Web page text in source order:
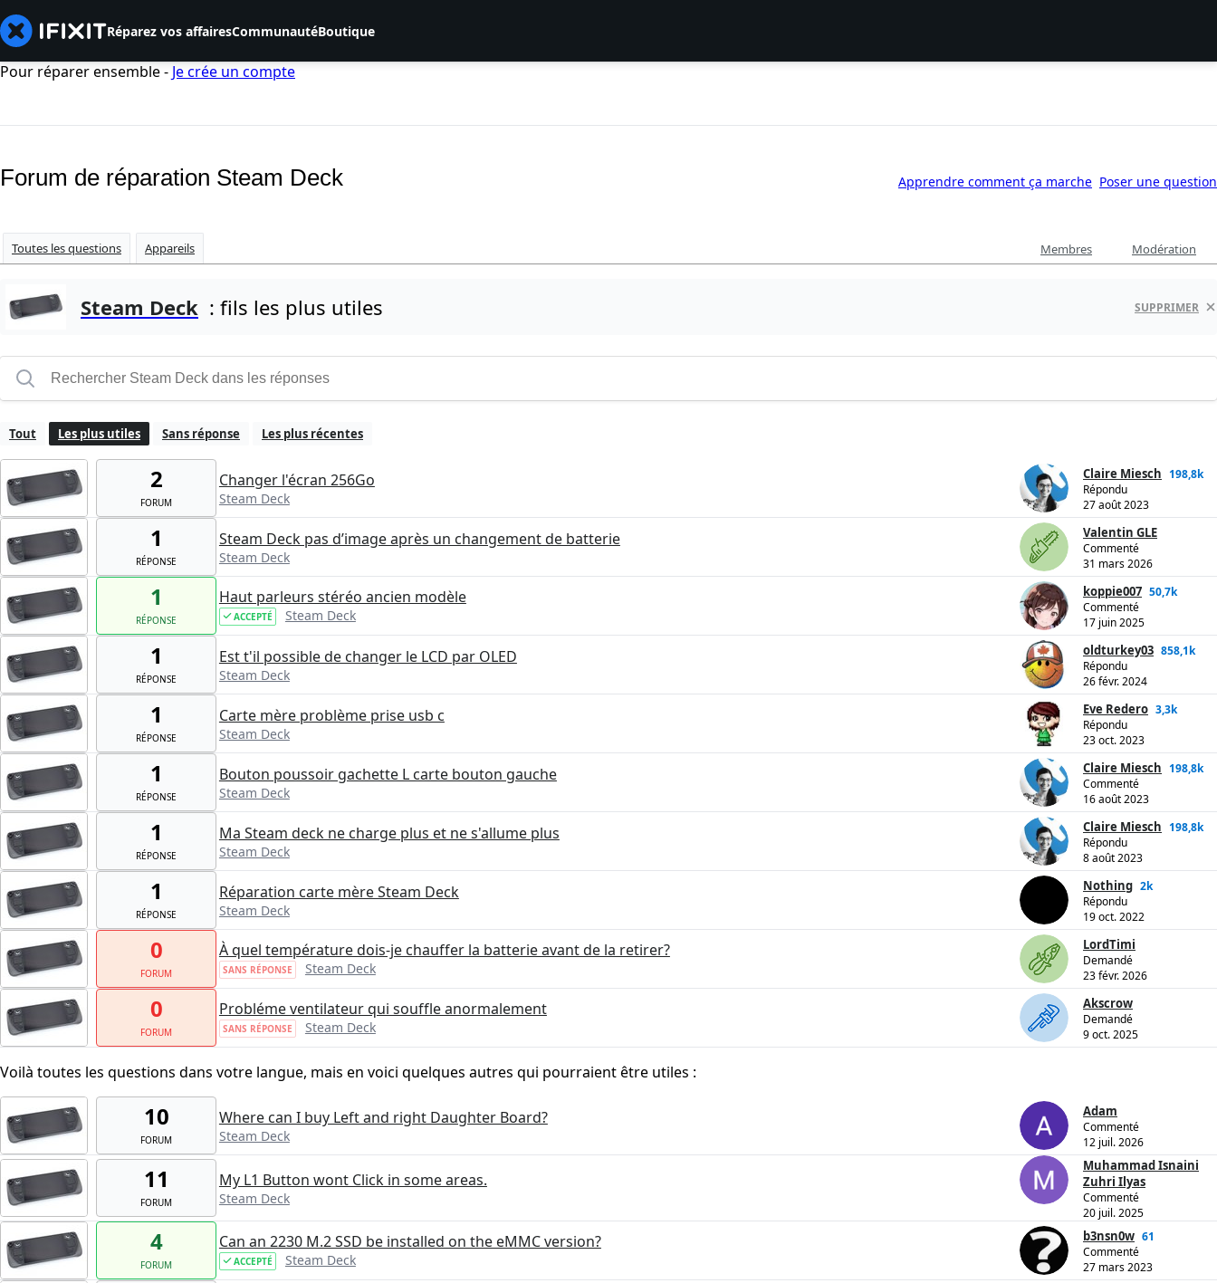
Réparez vos affairesCommunautéBoutique
Pour réparer ensemble - Je crée un compte
Forum de réparation Steam Deck Apprendre comment ça marche Poser une question
Toutes les questions Appareils Membres Modération
Steam Deck : fils les plus utiles SUPPRIMER
Tout Les plus utiles Sans réponse Les plus récentes
2
FORUM
Changer l'écran 256Go
Steam Deck
Claire Miesch 198,8k
Répondu
27 août 2023
1
RÉPONSE
Steam Deck pas d’image après un changement de batterie
Steam Deck
Valentin GLE
Commenté
31 mars 2026
1
RÉPONSE
Haut parleurs stéréo ancien modèle
ACCEPTÉ Steam Deck
koppie007 50,7k
Commenté
17 juin 2025
1
RÉPONSE
Est t'il possible de changer le LCD par OLED
Steam Deck
oldturkey03 858,1k
Répondu
26 févr. 2024
1
RÉPONSE
Carte mère problème prise usb c
Steam Deck
Eve Redero 3,3k
Répondu
23 oct. 2023
1
RÉPONSE
Bouton poussoir gachette L carte bouton gauche
Steam Deck
Claire Miesch 198,8k
Commenté
16 août 2023
1
RÉPONSE
Ma Steam deck ne charge plus et ne s'allume plus
Steam Deck
Claire Miesch 198,8k
Répondu
8 août 2023
1
RÉPONSE
Réparation carte mère Steam Deck
Steam Deck
Nothing 2k
Répondu
19 oct. 2022
0
FORUM
À quel température dois-je chauffer la batterie avant de la retirer?
SANS RÉPONSE Steam Deck
LordTimi
Demandé
23 févr. 2026
0
FORUM
Probléme ventilateur qui souffle anormalement
SANS RÉPONSE Steam Deck
Akscrow
Demandé
9 oct. 2025
Voilà toutes les questions dans votre langue, mais en voici quelques autres qui pourraient être utiles :
10
FORUM
Where can I buy Left and right Daughter Board?
Steam Deck
Adam
Commenté
12 juil. 2026
11
FORUM
My L1 Button wont Click in some areas.
Steam Deck
Muhammad Isnaini
Zuhri Ilyas
Commenté
20 juil. 2025
4
FORUM
Can an 2230 M.2 SSD be installed on the eMMC version?
ACCEPTÉ Steam Deck
b3nsn0w 61
Commenté
27 mars 2023